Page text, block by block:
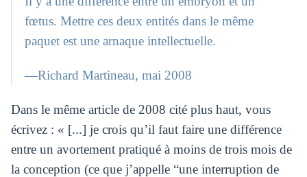
fœtus. Mettre ces deux entités dans le même
paquet est une arnaque intellectuelle.
—Richard Martineau, mai 2008
Dans le même article de 2008 cité plus haut, vous
écrivez : « [...] je crois qu’il faut faire une différence
entre un avortement pratiqué à moins de trois mois de
la conception (ce que j’appelle “une interruption de